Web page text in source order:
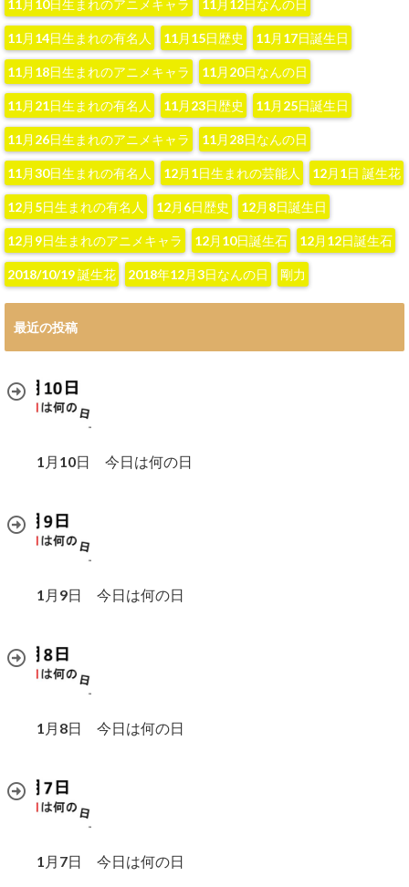
11月10日生まれのアニメキャラ 11月12日なんの日
11月14日生まれの有名人 11月15日歴史 11月17日誕生日
11月18日生まれのアニメキャラ 11月20日なんの日
11月21日生まれの有名人 11月23日歴史 11月25日誕生日
11月26日生まれのアニメキャラ 11月28日なんの日
11月30日生まれの有名人 12月1日生まれの芸能人 12月1日 誕生花
12月5日生まれの有名人 12月6日歴史 12月8日誕生日
12月9日生まれのアニメキャラ 12月10日誕生石 12月12日誕生石
2018/10/19 誕生花 2018年12月3日なんの日 剛力
最近の投稿
1月10日 今日は何の日
1月9日 今日は何の日
1月8日 今日は何の日
1月7日 今日は何の日